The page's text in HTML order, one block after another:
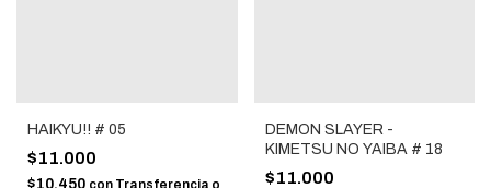
HAIKYU!! # 05
$11.000
$10.450 con Transferencia o
DEMON SLAYER -
KIMETSU NO YAIBA # 18
$11.000